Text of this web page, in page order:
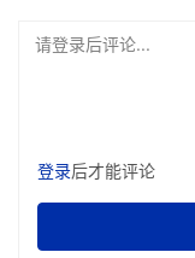
请登录后评论...
登录后才能评论